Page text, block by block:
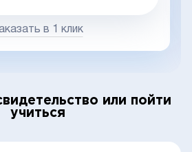
в 1 клик
или пойти
учиться